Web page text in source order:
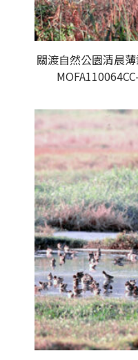
關渡自然公園清晨